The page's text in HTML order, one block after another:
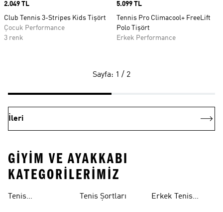
Price
2.049 TL
Club Tennis 3-Stripes Kids Tişört
Çocuk Performance
3 renk
Price
5.099 TL
Tennis Pro Climacool+ FreeLift
Polo Tişört
Erkek Performance
Sayfa: 1 / 2
İleri
GIYIM VE AYAKKABI
KATEGORILERIMIZ
Tenis
Tenis Şortları
Erkek Tenis